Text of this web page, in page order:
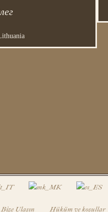
Bize Ulaşın Hüküm ve koşullar